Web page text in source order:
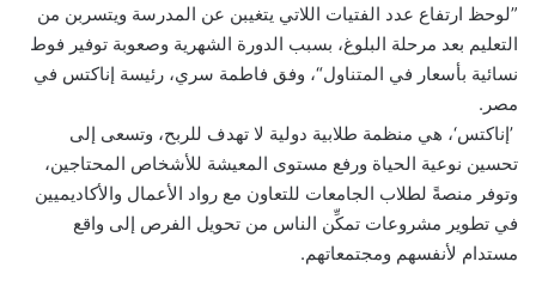
”لوحظ ارتفاع عدد الفتيات اللاتي يتغيبن عن المدرسة ويتسربن من
التعليم بعد مرحلة البلوغ، بسبب الدورة الشهرية وصعوبة توفير فوط
نسائية بأسعار في المتناول“، وفق فاطمة سري، رئيسة إناكتس في
مصر.
’إناكتس‘، هي منظمة طلابية دولية لا تهدف للربح، وتسعى إلى
تحسين نوعية الحياة ورفع مستوى المعيشة للأشخاص المحتاجين،
وتوفر منصةً لطلاب الجامعات للتعاون مع رواد الأعمال والأكاديميين
في تطوير مشروعات تمكِّن الناس من تحويل الفرص إلى واقع
مستدام لأنفسهم ومجتمعاتهم.